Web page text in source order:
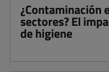
¿Contaminación
sectores? El
de higiene